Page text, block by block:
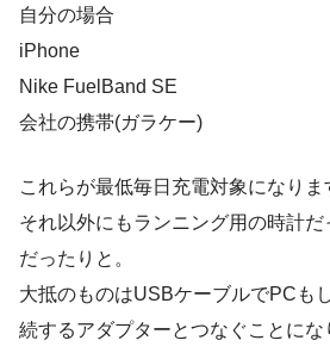
自分の場合
iPhone
Nike FuelBand SE
会社の携帯(ガラケー)
これらが最低毎日充電対象になりま
それ以外にもランニング用の時計
だったりと。
大抵のものはUSBケーブルでPCも
続するアダプターとつなぐことにな